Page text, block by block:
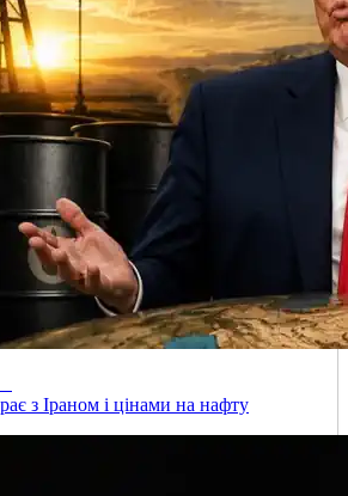
з Іраном і цінами на нафту